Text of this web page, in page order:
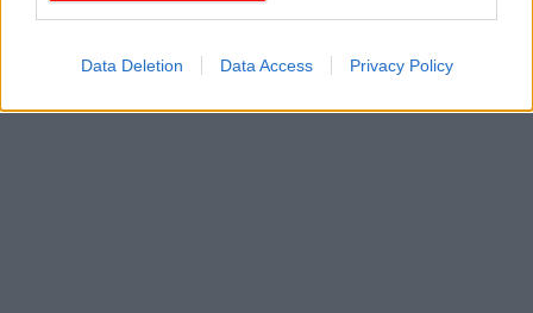
Data Deletion Data Access Privacy Policy